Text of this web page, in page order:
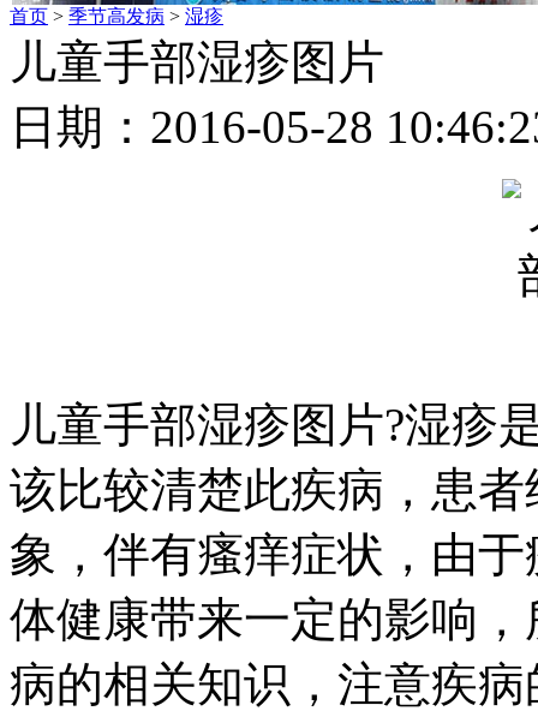
首页 > 季节高发病 > 湿疹
儿童手部湿疹图片
日期：2016-05-28
儿童手部湿疹图片?湿疹
该比较清楚此疾病，患
象，伴有瘙痒症状，由
体健康带来一定的影响
病的相关知识，注意疾